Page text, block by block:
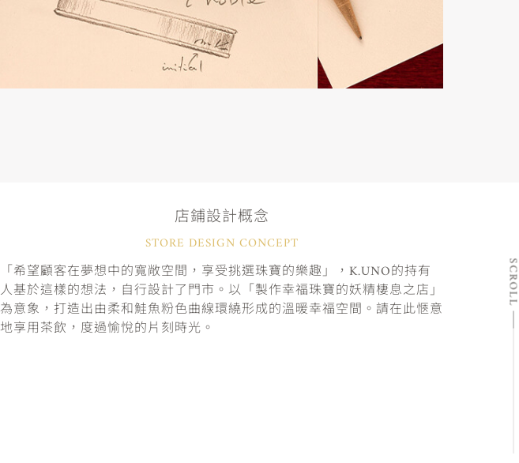
店鋪設計概念
STORE DESIGN CONCEPT
「希望顧客在夢想中的寬敞空間，享受挑選珠寶的樂趣」，K.UNO的持有
人基於這樣的想法，自行設計了門市。以「製作幸福珠寶的妖精棲息之店」
為意象，打造出由柔和鮭魚粉色曲線環繞形成的溫暖幸福空間。請在此愜意
地享用茶飲，度過愉悅的片刻時光。